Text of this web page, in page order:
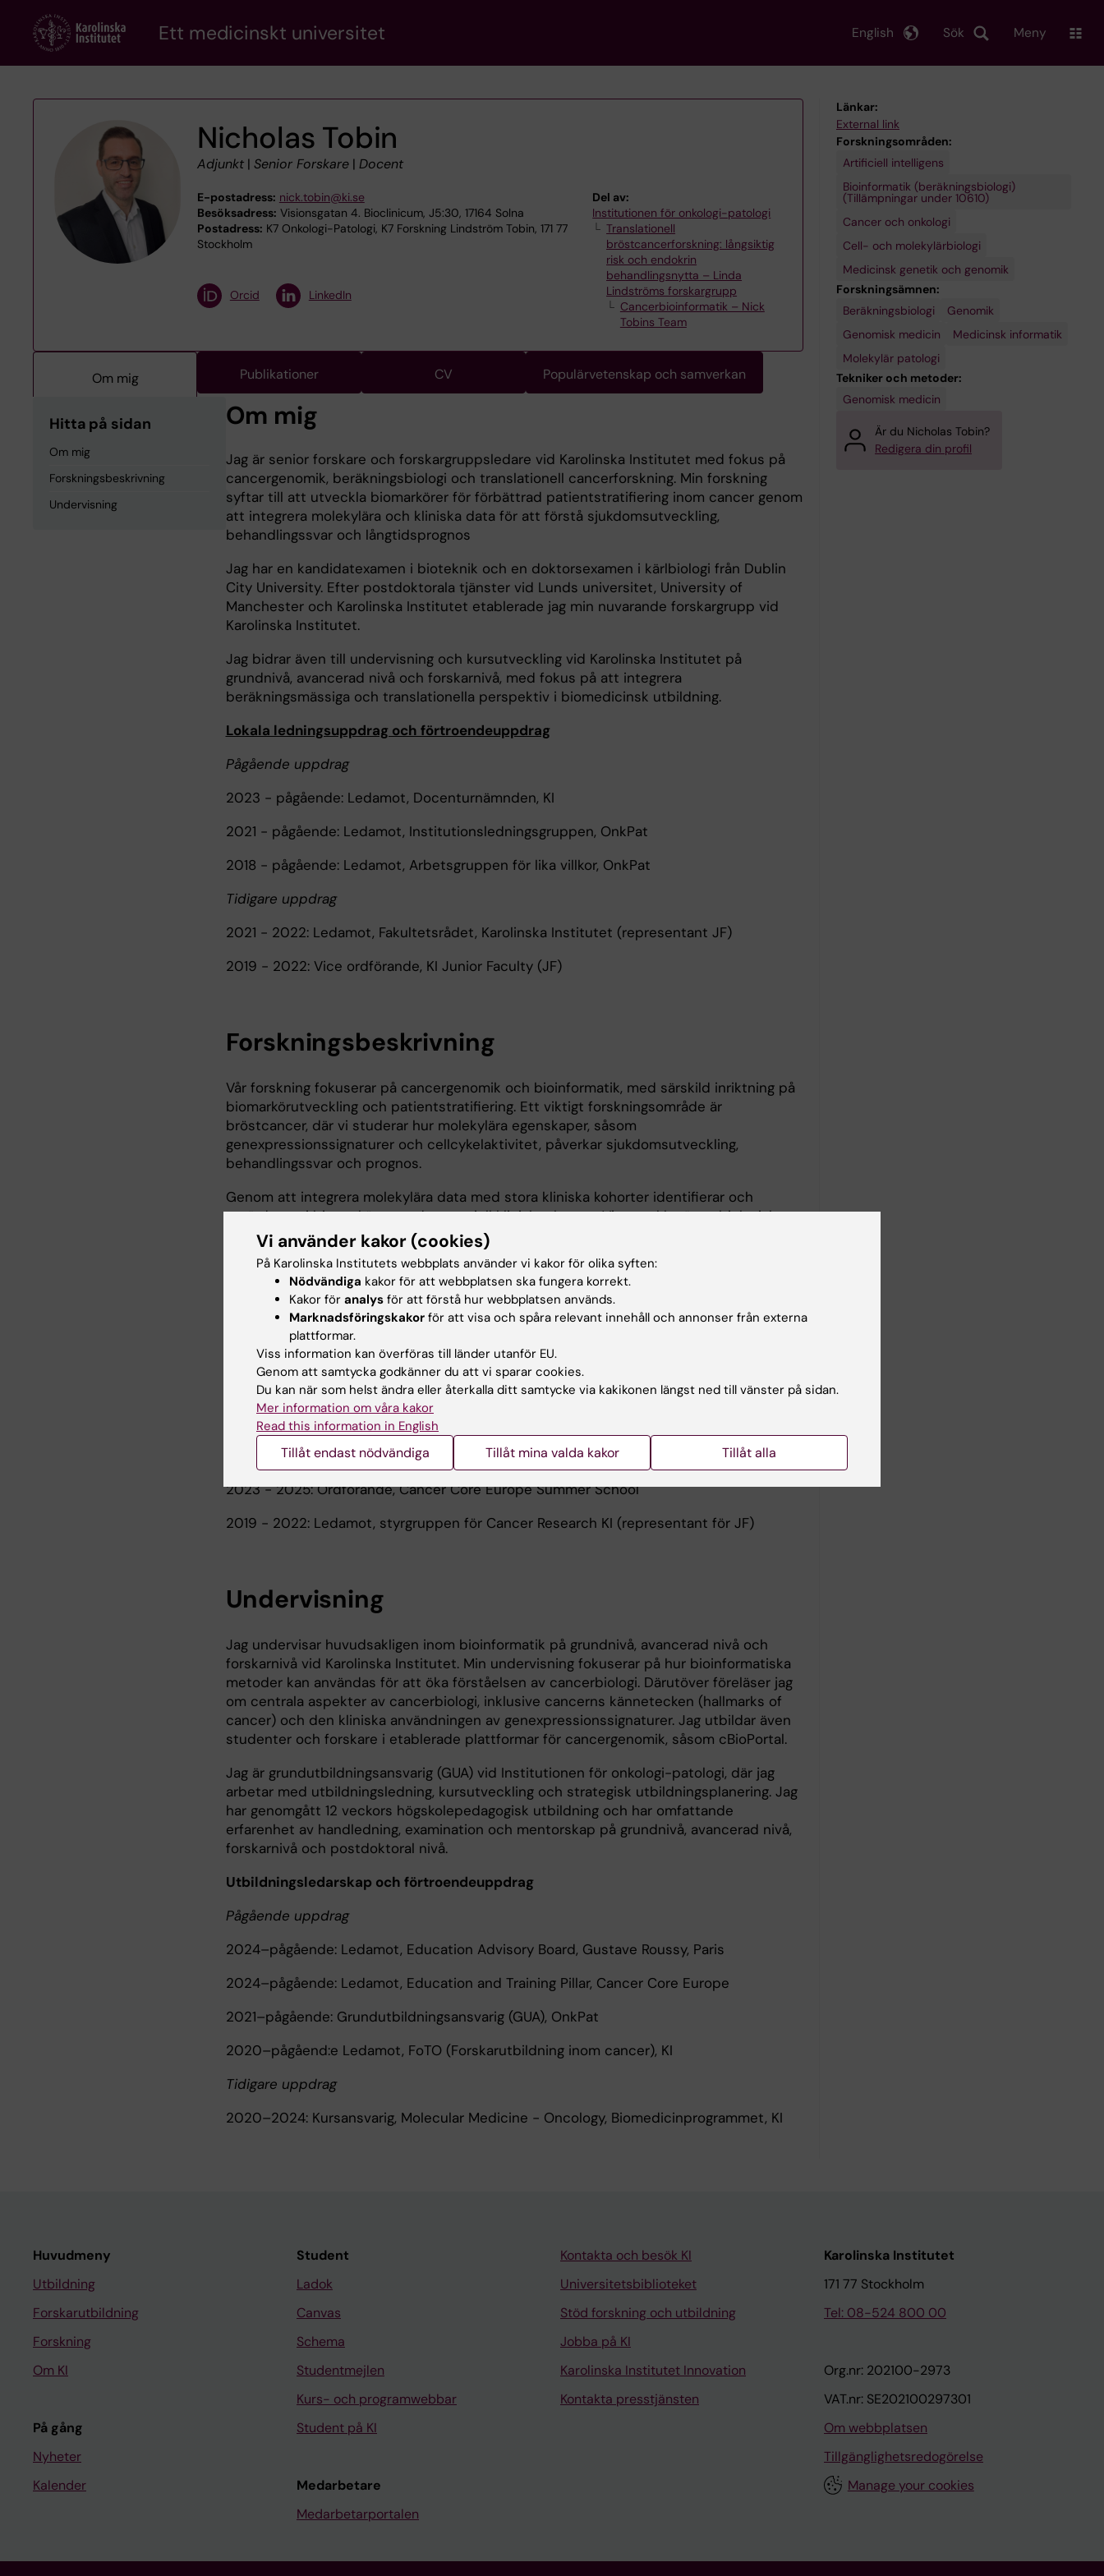
content
Ett medicinskt universitet Sök
English Meny
Nicholas Tobin
Adjunkt| Senior Forskare| Docent
E-postadress: nick.tobin@ki.se
Besöksadress: Visionsgatan 4. Bioclinicum, J5:30, 17164 Solna
Postadress: K7 Onkologi-Patologi, K7 Forskning Lindström Tobin, 171 77
Stockholm
Del av:
Institutionen för onkologi-patologi
Translationell
bröstcancerforskning: långsiktig
risk och endokrin
behandlingsnytta – Linda
Lindströms forskargrupp
Cancerbioinformatik – Nick
Tobins Team
Orcid LinkedIn
Om mig Publikationer CV Populärvetenskap och samverkan
Hitta på sidan
Om mig
Forskningsbeskrivning
Undervisning
Om mig
Jag är senior forskare och forskargruppsledare vid Karolinska Institutet med fokus på
cancergenomik, beräkningsbiologi och translationell cancerforskning. Min forskning
syftar till att utveckla biomarkörer för förbättrad patientstratifiering inom cancer genom
att integrera molekylära och kliniska data för att förstå sjukdomsutveckling,
behandlingssvar och långtidsprognos
Jag har en kandidatexamen i bioteknik och en doktorsexamen i kärlbiologi från Dublin
City University. Efter postdoktorala tjänster vid Lunds universitet, University of
Manchester och Karolinska Institutet etablerade jag min nuvarande forskargrupp vid
Karolinska Institutet.
Jag bidrar även till undervisning och kursutveckling vid Karolinska Institutet på
grundnivå, avancerad nivå och forskarnivå, med fokus på att integrera
beräkningsmässiga och translationella perspektiv i biomedicinsk utbildning.
Lokala ledningsuppdrag och förtroendeuppdrag
Pågående uppdrag
2023 - pågående: Ledamot, Docenturnämnden, KI
2021 - pågående: Ledamot, Institutionsledningsgruppen, OnkPat
2018 - pågående: Ledamot, Arbetsgruppen för lika villkor, OnkPat
Tidigare uppdrag
2021 - 2022: Ledamot, Fakultetsrådet, Karolinska Institutet (representant JF)
2019 - 2022: Vice ordförande, KI Junior Faculty (JF)
Forskningsbeskrivning
Vår forskning fokuserar på cancergenomik och bioinformatik, med särskild inriktning på
biomarkörutveckling och patientstratifiering. Ett viktigt forskningsområde är
bröstcancer, där vi studerar hur molekylära egenskaper, såsom
genexpressionssignaturer och cellcykelaktivitet, påverkar sjukdomsutveckling,
behandlingssvar och prognos.
Genom att integrera molekylära data med stora kliniska kohorter identifierar och
utvärderar vi biomarkörer med potentiell klinisk relevans. Vi utvecklar även biologiskt
förankrade och AI-drivna dataanalytiska metoder för att stödja translationell forskning
och förbättra patientstratifiering inom olika cancerformer.
Forskningsledarskap och förtroendeuppdrag
Pågående uppdrag
2021 - pågående: Föreståndare för cBioNet (Cancer Bioinformatics Network), OnkPat
2020 - pågående: Ledamot, Pfizer Breast Cancer Translational Research Advisory Board
2013 - pågående: Ledamot, BRECT (Breast Cancer Research Consortium)
Tidigare uppdrag
2023 - 2025: Ordförande, Cancer Core Europe Summer School
2019 - 2022: Ledamot, styrgruppen för Cancer Research KI (representant för JF)
Undervisning
Jag undervisar huvudsakligen inom bioinformatik på grundnivå, avancerad nivå och
forskarnivå vid Karolinska Institutet. Min undervisning fokuserar på hur bioinformatiska
metoder kan användas för att öka förståelsen av cancerbiologi. Därutöver föreläser jag
om centrala aspekter av cancerbiologi, inklusive cancerns kännetecken (hallmarks of
cancer) och den kliniska användningen av genexpressionssignaturer. Jag utbildar även
studenter och forskare i etablerade plattformar för cancergenomik, såsom cBioPortal.
Jag är grundutbildningsansvarig (GUA) vid Institutionen för onkologi-patologi, där jag
arbetar med utbildningsledning, kursutveckling och strategisk utbildningsplanering. Jag
har genomgått 12 veckors högskolepedagogisk utbildning och har omfattande
erfarenhet av handledning, examination och mentorskap på grundnivå, avancerad nivå,
forskarnivå och postdoktoral nivå.
Utbildningsledarskap och förtroendeuppdrag
Pågående uppdrag
2024–pågående: Ledamot, Education Advisory Board, Gustave Roussy, Paris
2024–pågående: Ledamot, Education and Training Pillar, Cancer Core Europe
2021–pågående: Grundutbildningsansvarig (GUA), OnkPat
2020–pågåend:e Ledamot, FoTO (Forskarutbildning inom cancer), KI
Tidigare uppdrag
2020–2024: Kursansvarig, Molecular Medicine - Oncology, Biomedicinprogrammet, KI
Länkar:
External link
Forskningsområden:
Artificiell intelligens
Bioinformatik (beräkningsbiologi)
(Tillämpningar under 10610)
Cancer och onkologi
Cell- och molekylärbiologi
Medicinsk genetik och genomik
Forskningsämnen:
Beräkningsbiologi
Genomik
Genomisk medicin
Medicinsk informatik
Molekylär patologi
Tekniker och metoder:
Genomisk medicin
Är du Nicholas Tobin?
Redigera din profil
Huvudmeny
Utbildning
Forskarutbildning
Forskning
Om KI
På gång
Nyheter
Kalender
Student
Ladok
Canvas
Schema
Studentmejlen
Kurs- och programwebbar
Student på KI
Medarbetare
Medarbetarportalen
Kontakta och besök KI
Universitetsbiblioteket
Stöd forskning och utbildning
Jobba på KI
Karolinska Institutet Innovation
Kontakta presstjänsten
Karolinska Institutet
171 77 Stockholm
Tel: 08-524 800 00
Org.nr: 202100-2973
VAT.nr: SE202100297301
Om webbplatsen
Tillgänglighetsredogörelse
Manage your cookies
Vi använder kakor (cookies)
På Karolinska Institutets webbplats använder vi kakor för olika syften:
Nödvändiga kakor för att webbplatsen ska fungera korrekt.
Kakor för analys för att förstå hur webbplatsen används.
Marknadsföringskakor för att visa och spåra relevant innehåll och annonser från externa
plattformar.
Viss information kan överföras till länder utanför EU.
Genom att samtycka godkänner du att vi sparar cookies.
Du kan när som helst ändra eller återkalla ditt samtycke via kakikonen längst ned till vänster på sidan.
Mer information om våra kakor
Read this information in English
Tillåt endast nödvändiga Tillåt mina valda kakor Tillåt alla